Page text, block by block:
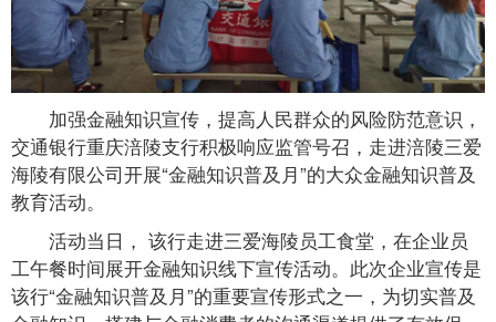
加强金融知识宣传，提高人民群众的风险防范意识，
交通银行重庆涪陵支行积极响应监管号召，走进涪陵三爱
海陵有限公司开展“金融知识普及月”的大众金融知识普及
教育活动。
活动当日， 该行走进三爱海陵员工食堂，在企业员
工午餐时间展开金融知识线下宣传活动。此次企业宣传是
该行“金融知识普及月”的重要宣传形式之一，为切实普及